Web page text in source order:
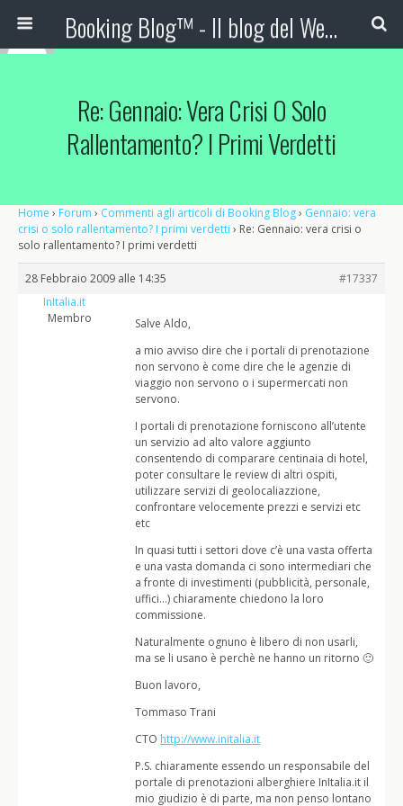
Booking Blog™ - Il blog del Web Marketing Turistico
Re: Gennaio: Vera Crisi O Solo
Rallentamento? I Primi Verdetti
Home › Forum › Commenti agli articoli di Booking Blog› Gennaio: vera
crisi o solo rallentamento? I primi verdetti › Re: Gennaio: vera crisi o
solo rallentamento? I primi verdetti
28 Febbraio 2009 alle 14:35
#17337
InItalia.it
Membro
Salve Aldo,
a mio avviso dire che i portali di prenotazione
non servono è come dire che le agenzie di
viaggio non servono o i supermercati non
servono.
I portali di prenotazione forniscono all’utente
un servizio ad alto valore aggiunto
consentendo di comparare centinaia di hotel,
poter consultare le review di altri ospiti,
utilizzare servizi di geolocaliazzione,
confrontare velocemente prezzi e servizi etc
etc
In quasi tutti i settori dove c’è una vasta offerta
e una vasta domanda ci sono intermediari che
a fronte di investimenti (pubblicità, personale,
uffici…) chiaramente chiedono la loro
commissione.
Naturalmente ognuno è libero di non usarli,
ma se li usano è perchè ne hanno un ritorno 🙂
Buon lavoro,
Tommaso Trani
CTO http://www.initalia.it
P.S. chiaramente essendo un responsabile del
portale di prenotazioni alberghiere InItalia.it il
mio giudizio è di parte, ma non penso lontano